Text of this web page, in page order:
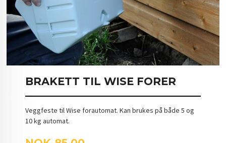
BRAKETT TIL WISE FORER
Veggfeste til Wise forautomat. Kan brukes på både 5 og
10 kg automat.